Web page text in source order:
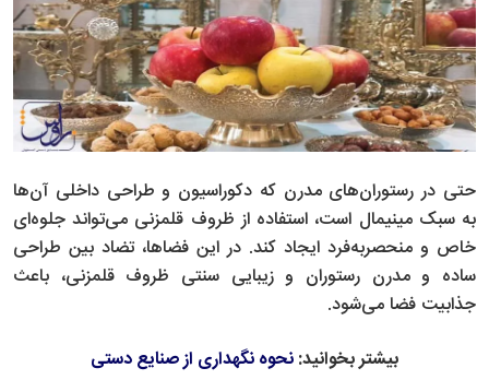
حتی در رستوران‌های مدرن که دکوراسیون و طراحی داخلی آن‌ها
به سبک مینیمال است، استفاده از ظروف قلمزنی می‌تواند جلوه‌ای
خاص و منحصربه‌فرد ایجاد کند. در این فضاها، تضاد بین طراحی
ساده و مدرن رستوران و زیبایی سنتی ظروف قلمزنی، باعث
جذابیت فضا می‌شود.
بیشتر بخوانید:نحوه نگهداری از صنایع دستی